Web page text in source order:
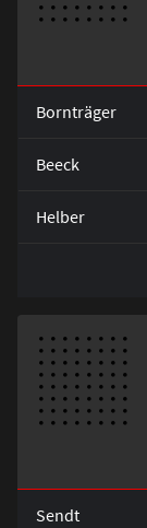
Bornträger
Beeck
Helber
Sendt